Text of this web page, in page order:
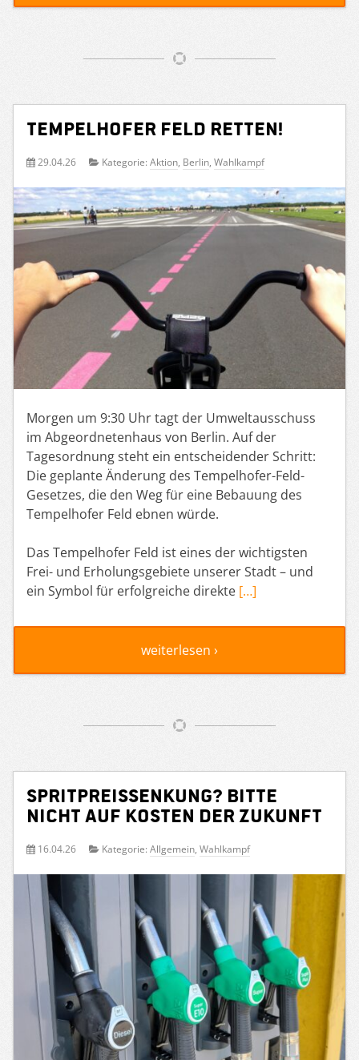
Tempelhofer Feld retten!
29.04.26 Kategorie: Aktion, Berlin, Wahlkampf
Morgen um 9:30 Uhr tagt der Umweltausschuss
im Abgeordnetenhaus von Berlin. Auf der
Tagesordnung steht ein entscheidender Schritt:
Die geplante Änderung des Tempelhofer-Feld-
Gesetzes, die den Weg für eine Bebauung des
Tempelhofer Feld ebnen würde.
Das Tempelhofer Feld ist eines der wichtigsten
Frei- und Erholungsgebiete unserer Stadt – und
ein Symbol für erfolgreiche direkte […]
weiterlesen ›
Spritpreissenkung? Bitte
nicht auf Kosten der Zukunft
16.04.26 Kategorie: Allgemein, Wahlkampf